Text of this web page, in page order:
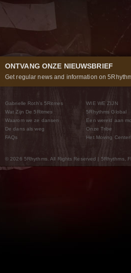
ONTVANG ONZE NIEUWSBRIEF
Get regular news and information on
Gabrielle Roth’s 5Ritmes
Wat Zijn De 5Ritmes
Waarom we ze dansen
De dans als weg
FAQs
WIE WE ZIJN
5Rhythms Global
Een wereld aan
Onze Tribe
Het Moving
© 2026 5Rhythms. All Rights Reserved | 5Rhythms,